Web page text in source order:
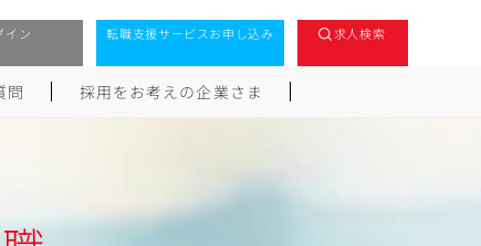
イン 転職支援サービスお申し込み 求人検索
問 採用をお考えの企業さま